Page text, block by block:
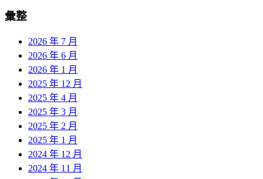
彙整
2026 年 7 月
2026 年 6 月
2026 年 1 月
2025 年 12 月
2025 年 4 月
2025 年 3 月
2025 年 2 月
2025 年 1 月
2024 年 12 月
2024 年 11 月